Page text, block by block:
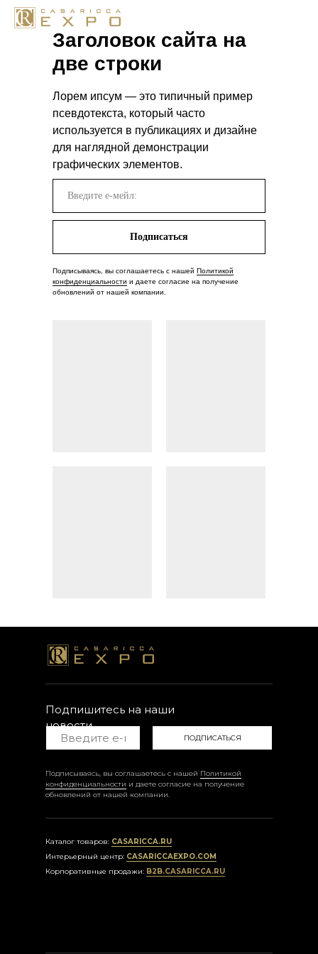
Заголовок сайта на
две строки
Лорем ипсум — это типичный пример
псевдотекста, который часто
используется в публикациях и дизайне
для наглядной демонстрации
графических элементов.
Подписаться
Подписываясь, вы соглашаетесь с нашей Политикой
конфиденциальности и даете согласие на получение
обновлений от нашей компании.
ПОДПИСАТЬСЯ
Подписываясь, вы соглашаетесь с нашей Политикой
конфиденциальности и даете согласие на получение
обновлений от нашей компании.
Подпишитесь на наши
новости
Каталог товаров: CASARICCA.RU
Интерьерный центр: CASARICCAEXPO.COM
Корпоративные продажи: B2B.CASARICCA.RU